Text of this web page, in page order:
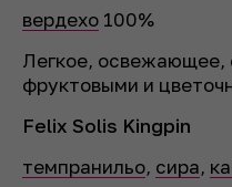
вердехо 100%
Легкое,
фруктовыми и
Felix Solis Kingpin
темпранильо, сира,